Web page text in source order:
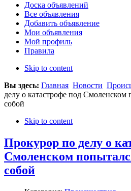
Доска объявлений
Все объявления
Добавить объявление
Мои объявления
Мой профиль
Правила
Skip to content
Вы здесь: Главная Новости
делу о катастрофе под Смоленском
собой
Skip to content
Прокурор по делу о
Смоленском
собой